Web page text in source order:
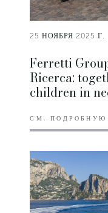
25 НОЯБРЯ 2025 Г.
Ferretti
Ricerca:
children in
СМ.